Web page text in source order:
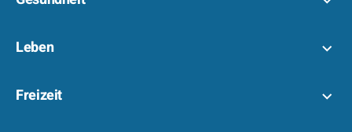
Leben
Freizeit